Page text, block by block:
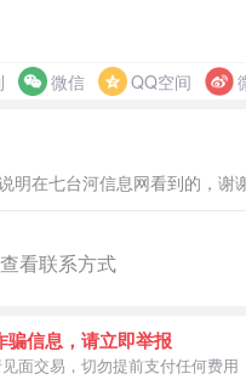
微信 QQ空间
明在七台河信息网看到的，谢
看联系方式
骗信息，请立即举报
面交易，切勿提前支付任何费用